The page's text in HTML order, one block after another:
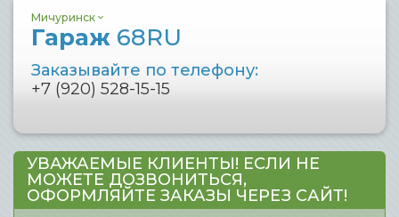
Мичуринск
Гараж 68RU
Заказывайте по телефону:
+7 (920) 528-15-15
УВАЖАЕМЫЕ КЛИЕНТЫ! ЕСЛИ НЕ
МОЖЕТЕ ДОЗВОНИТЬСЯ,
ОФОРМЛЯЙТЕ ЗАКАЗЫ ЧЕРЕЗ САЙТ!